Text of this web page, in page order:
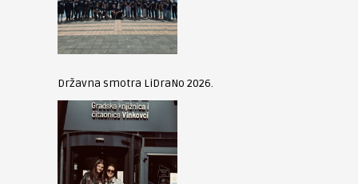
Državna smotra LiDraNo 2026.